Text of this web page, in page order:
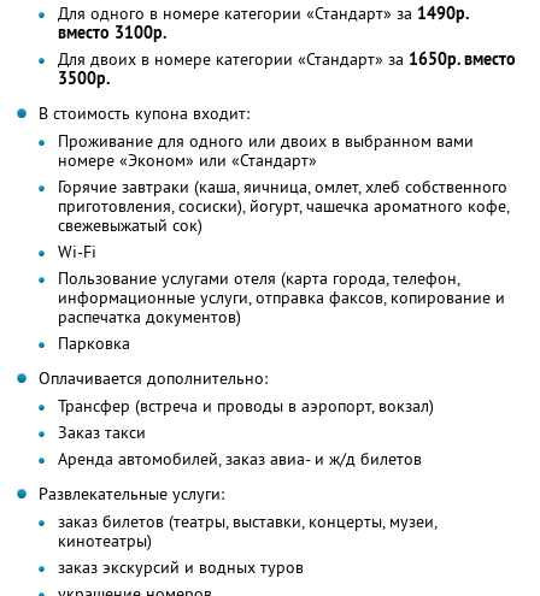
Для одного в номере категории «Стандарт» за 1490р.
вместо 3100р.
Для двоих в номере категории «Стандарт» за 1650р. вместо
3500р.
В стоимость купона входит:
Проживание для одного или двоих в выбранном вами
номере «Эконом» или «Стандарт»
Горячие завтраки (каша, яичница, омлет, хлеб собственного
приготовления, сосиски), йогурт, чашечка ароматного кофе,
свежевыжатый сок)
Wi-Fi
Пользование услугами отеля (карта города, телефон,
информационные услуги, отправка факсов, копирование и
распечатка документов)
Парковка
Оплачивается дополнительно:
Трансфер (встреча и проводы в аэропорт, вокзал)
Заказ такси
Аренда автомобилей, заказ авиа- и ж/д билетов
Развлекательные услуги:
заказ билетов (театры, выставки, концерты, музеи,
кинотеатры)
заказ экскурсий и водных туров